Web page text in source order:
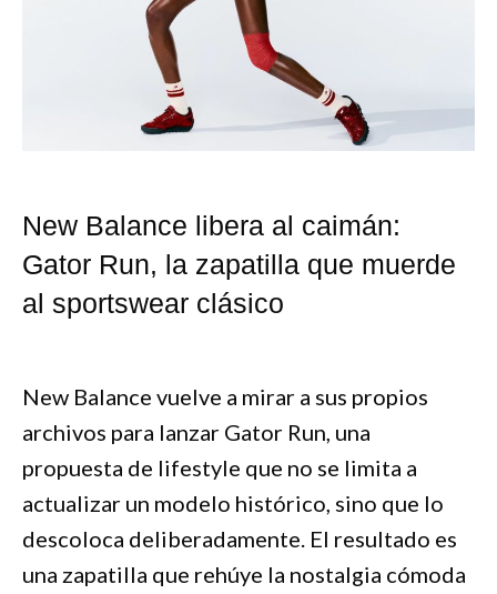
New Balance libera al caimán:
Gator Run, la zapatilla que muerde
al sportswear clásico
New Balance vuelve a mirar a sus propios
archivos para lanzar Gator Run, una
propuesta de lifestyle que no se limita a
actualizar un modelo histórico, sino que lo
descoloca deliberadamente. El resultado es
una zapatilla que rehúye la nostalgia cómoda